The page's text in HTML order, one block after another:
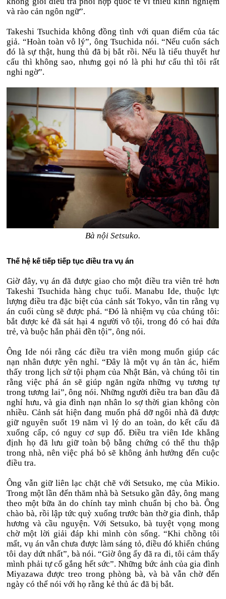
và rào cản ngôn ngữ”.
Takeshi Tsuchida không đồng tình với quan điểm của tác
giả. “Hoàn toàn vô lý”, ông Tsuchida nói. “Nếu cuốn sách
đó là sự thật, hung thủ đã bị bắt rồi. Nếu là tiểu thuyết hư
cấu thì không sao, nhưng gọi nó là phi hư cấu thì tôi rất
nghi ngờ”.
Bà nội Setsuko.
Thế hệ kế tiếp tiếp tục điều tra vụ án
Giờ đây, vụ án đã được giao cho một điều tra viên trẻ hơn
Takeshi Tsuchida hàng chục tuổi. Manabu Ide, thuộc lực
lượng điều tra đặc biệt của cảnh sát Tokyo, vẫn tin rằng vụ
án cuối cùng sẽ được phá. “Đó là nhiệm vụ của chúng tôi:
bắt được kẻ đã sát hại 4 người vô tội, trong đó có hai đứa
trẻ, và buộc hắn phải đền tội”, ông nói.
Ông Ide nói rằng các điều tra viên mong muốn giúp các
nạn nhân được yên nghỉ. “Đây là một vụ án tàn ác, hiếm
thấy trong lịch sử tội phạm của Nhật Bản, và chúng tôi tin
rằng việc phá án sẽ giúp ngăn ngừa những vụ tương tự
trong tương lai”, ông nói. Những người điều tra ban đầu đã
nghỉ hưu, và gia đình nạn nhân lo sợ thời gian không còn
nhiều. Cảnh sát hiện đang muốn phá dỡ ngôi nhà đã được
giữ nguyên suốt 19 năm vì lý do an toàn, do kết cấu đã
xuống cấp, có nguy cơ sụp đổ. Điều tra viên Ide khẳng
định họ đã lưu giữ toàn bộ bằng chứng có thể thu thập
trong nhà, nên việc phá bỏ sẽ không ảnh hưởng đến cuộc
điều tra.
Ông vẫn giữ liên lạc chặt chẽ với Setsuko, mẹ của Mikio.
Trong một lần đến thăm nhà bà Setsuko gần đây, ông mang
theo một bữa ăn do chính tay mình chuẩn bị cho bà. Ông
chào bà, rồi lập tức quỳ xuống trước bàn thờ gia đình, thắp
hương và cầu nguyện. Với Setsuko, bà tuyệt vọng mong
chờ một lời giải đáp khi mình còn sống. “Khi chồng tôi
mất, vụ án vẫn chưa được làm sáng tỏ, điều đó khiến chúng
tôi day dứt nhất”, bà nói. “Giờ ông ấy đã ra đi, tôi cảm thấy
mình phải tự cố gắng hết sức”. Những bức ảnh của gia đình
Miyazawa được treo trong phòng bà, và bà vẫn chờ đến
ngày có thể nói với họ rằng kẻ thủ ác đã bị bắt.